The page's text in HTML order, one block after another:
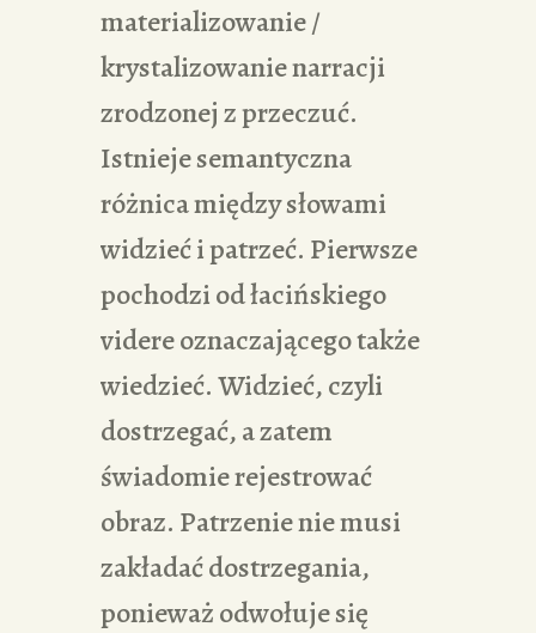
materializowanie /
krystalizowanie narracji
zrodzonej z przeczuć.
Istnieje semantyczna
różnica między słowami
widzieć i patrzeć. Pierwsze
pochodzi od łacińskiego
videre oznaczającego także
wiedzieć. Widzieć, czyli
dostrzegać, a zatem
świadomie rejestrować
obraz. Patrzenie nie musi
zakładać dostrzegania,
ponieważ odwołuje się